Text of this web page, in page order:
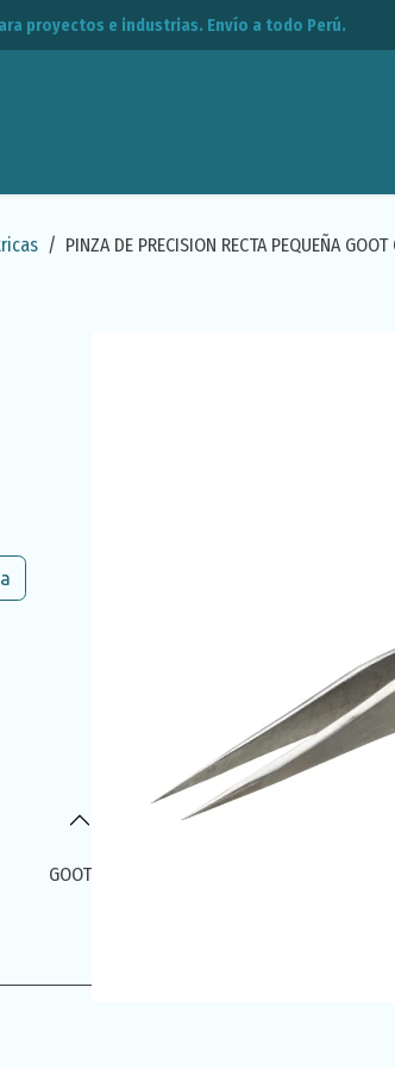
proyectos e industrias. Envío a todo Perú.
PINZA DE PRECISION RECTA PEQUEÑA GOOT
GOOT